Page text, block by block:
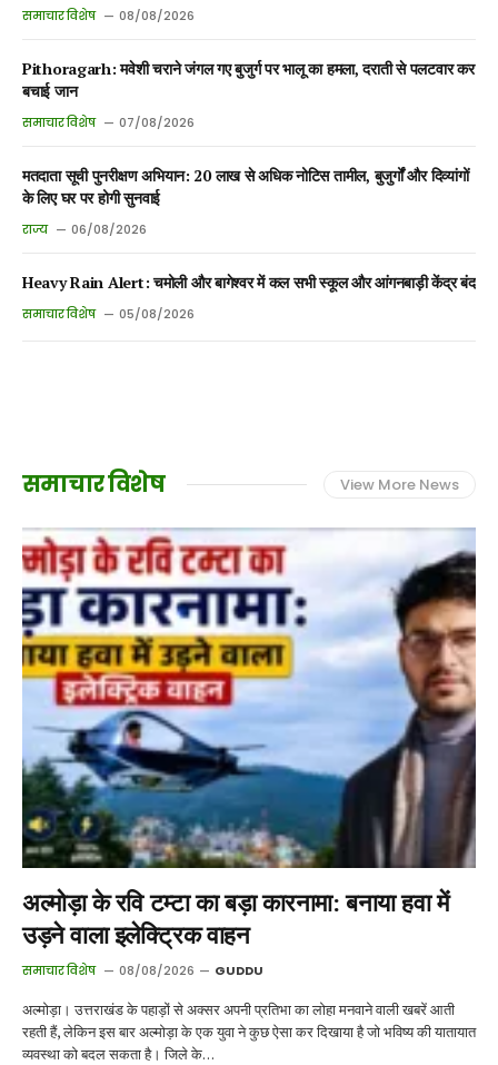
समाचार विशेष 08/08/2026
Pithoragarh: मवेशी चराने जंगल गए बुजुर्ग पर भालू का हमला, दराती से पलटवार कर
बचाई जान
समाचार विशेष 07/08/2026
मतदाता सूची पुनरीक्षण अभियान: 20 लाख से अधिक नोटिस तामील, बुजुर्गों और दिव्यांगों
के लिए घर पर होगी सुनवाई
राज्य 06/08/2026
Heavy Rain Alert: चमोली और बागेश्वर में कल सभी स्कूल और आंगनबाड़ी केंद्र बंद
समाचार विशेष 05/08/2026
समाचार विशेष View More News
अल्मोड़ा के रवि टम्टा का बड़ा कारनामा: बनाया हवा में
उड़ने वाला इलेक्ट्रिक वाहन
समाचार विशेष 08/08/2026 GUDDU
अल्मोड़ा। उत्तराखंड के पहाड़ों से अक्सर अपनी प्रतिभा का लोहा मनवाने वाली खबरें आती
रहती हैं, लेकिन इस बार अल्मोड़ा के एक युवा ने कुछ ऐसा कर दिखाया है जो भविष्य की यातायात
व्यवस्था को बदल सकता है। जिले के…